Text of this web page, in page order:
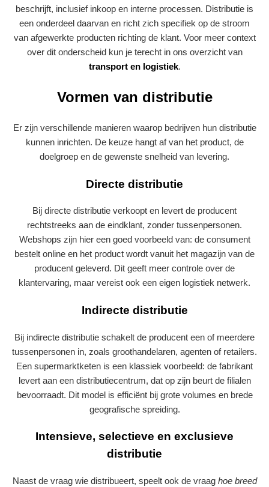
beschrijft, inclusief inkoop en interne processen. Distributie is
een onderdeel daarvan en richt zich specifiek op de stroom
van afgewerkte producten richting de klant. Voor meer context
over dit onderscheid kun je terecht in ons overzicht van
transport en logistiek.
Vormen van distributie
Er zijn verschillende manieren waarop bedrijven hun distributie
kunnen inrichten. De keuze hangt af van het product, de
doelgroep en de gewenste snelheid van levering.
Directe distributie
Bij directe distributie verkoopt en levert de producent
rechtstreeks aan de eindklant, zonder tussenpersonen.
Webshops zijn hier een goed voorbeeld van: de consument
bestelt online en het product wordt vanuit het magazijn van de
producent geleverd. Dit geeft meer controle over de
klantervaring, maar vereist ook een eigen logistiek netwerk.
Indirecte distributie
Bij indirecte distributie schakelt de producent een of meerdere
tussenpersonen in, zoals groothandelaren, agenten of retailers.
Een supermarkt­keten is een klassiek voorbeeld: de fabrikant
levert aan een distributiecentrum, dat op zijn beurt de filialen
bevoorraadt. Dit model is efficiënt bij grote volumes en brede
geografische spreiding.
Intensieve, selectieve en exclusieve
distributie
Naast de vraag wie distribueert, speelt ook de vraag hoe breed